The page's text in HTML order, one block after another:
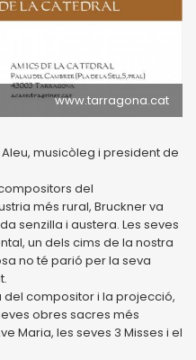
www.tarragona.cat
musicòleg i president de
del
més rural, Bruckner va
senzilla i austera. Les seves
un dels cims de la nostra
no té parió per la seva
compositor i la projecció,
obres sacres més
Maria, les seves 3 Misses i el